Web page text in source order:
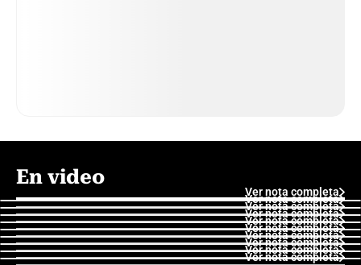
En video
Ver nota completa
Ver nota completa
Ver nota completa
Ver nota completa
Ver nota completa
Ver nota completa
Ver nota completa
Ver nota completa
Ver nota completa
Ver nota completa